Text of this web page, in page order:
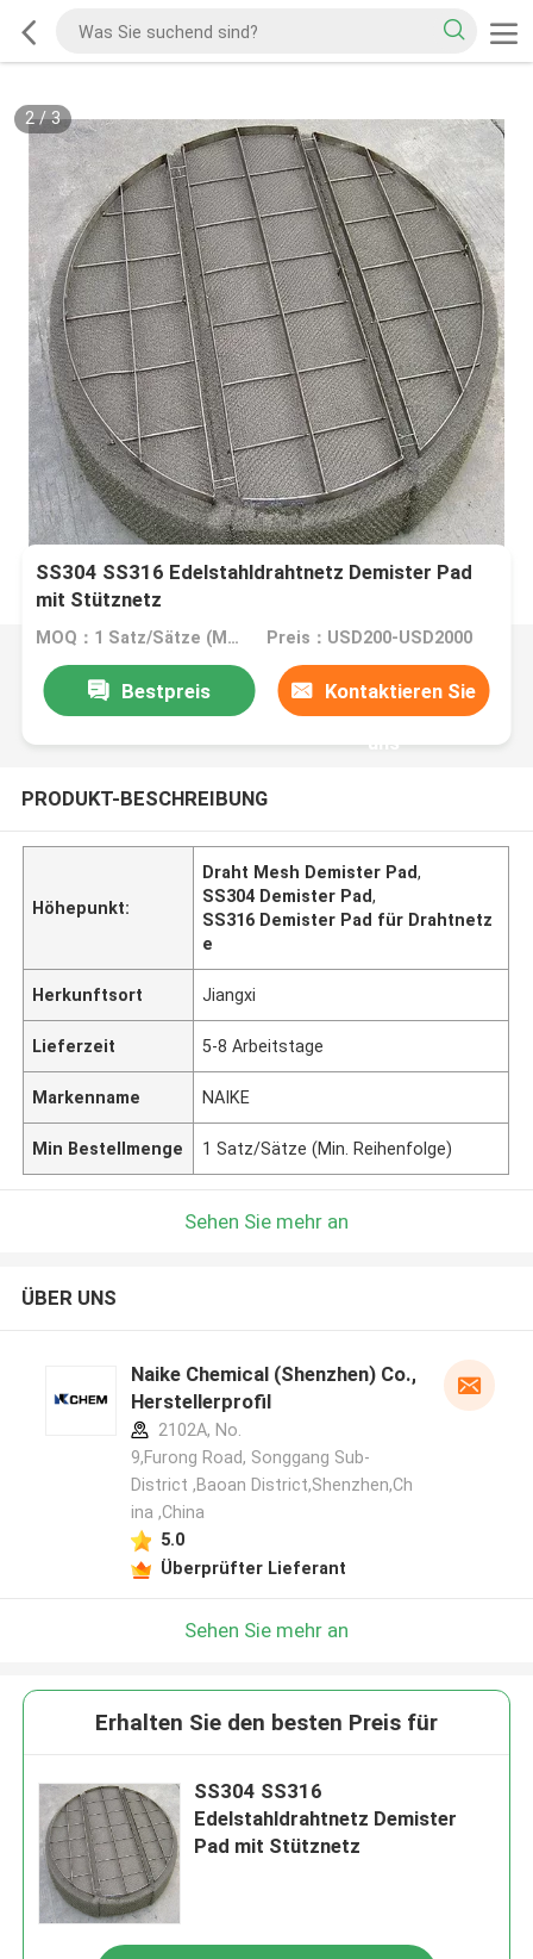
2/3
SS304 SS316 Edelstahldrahtnetz Demister Pad
mit Stütznetz
MOQ：1 Satz/Sätze (Min. Reihenfolge) Preis：USD200-USD2000
Bestpreis Kontaktieren Sie
uns
PRODUKT-BESCHREIBUNG
Höhepunkt:
Draht Mesh Demister Pad,
SS304 Demister Pad,
SS316 Demister Pad für Drahtnetz
e
Herkunftsort Jiangxi
Lieferzeit 5-8 Arbeitstage
Markenname NAIKE
Min Bestellmenge 1 Satz/Sätze (Min. Reihenfolge)
Sehen Sie mehr an
ÜBER UNS
Naike Chemical (Shenzhen) Co., Ltd
Herstellerprofil
2102A, No.
9,Furong Road, Songgang Sub-
District ,Baoan District,Shenzhen,Ch
ina ,China
5.0
Überprüfter Lieferant
Sehen Sie mehr an
Erhalten Sie den besten Preis für
SS304 SS316
Edelstahldrahtnetz Demister
Pad mit Stütznetz